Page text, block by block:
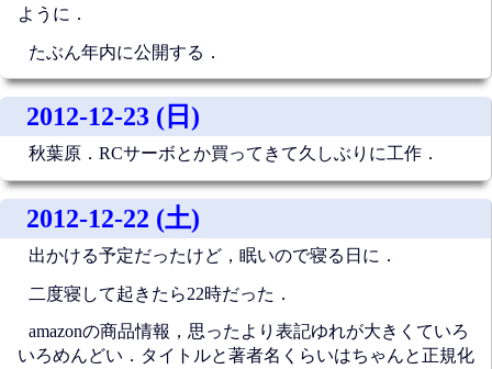
ように．
たぶん年内に公開する．
2012-12-23 (日)
秋葉原．RCサーボとか買ってきて久しぶりに工作．
2012-12-22 (土)
出かける予定だったけど，眠いので寝る日に．
二度寝して起きたら22時だった．
amazonの商品情報，思ったより表記ゆれが大きくていろ
いろめんどい．タイトルと著者名くらいはちゃんと正規化